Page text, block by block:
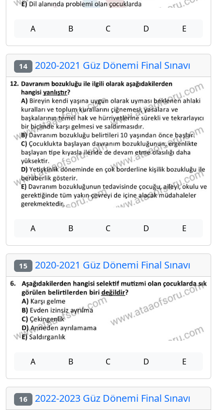
A B C D E
14 2020-2021 Güz Dönemi Final Sınavı
A B C D E
15 2020-2021 Güz Dönemi Final Sınavı
A B C D E
16 2022-2023 Güz Dönemi Final Sınavı